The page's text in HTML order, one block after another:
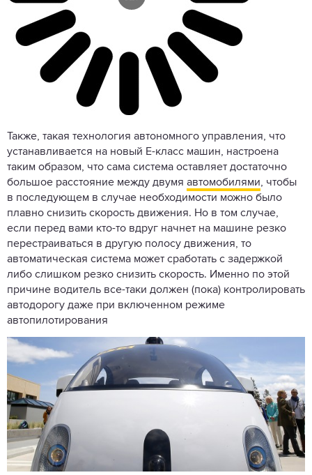
Также, такая технология автономного управления, что
устанавливается на новый Е-класс машин, настроена
таким образом, что сама система оставляет достаточно
большое расстояние между двумя автомобилями, чтобы
в последующем в случае необходимости можно было
плавно снизить скорость движения. Но в том случае,
если перед вами кто-то вдруг начнет на машине резко
перестраиваться в другую полосу движения, то
автоматическая система может сработать с задержкой
либо слишком резко снизить скорость. Именно по этой
причине водитель все-таки должен (пока) контролировать
автодорогу даже при включенном режиме
автопилотирования